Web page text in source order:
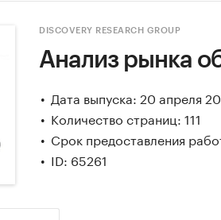
DISCOVERY RESEARCH GROUP
Анализ рынка
Дата выпуска: 20 апреля
Количество страниц: 111
Срок предоставления
ID: 65261